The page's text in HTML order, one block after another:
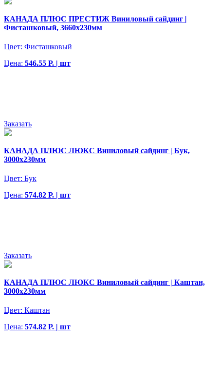
КАНАДА ПЛЮС ПРЕСТИЖ Виниловый сайдинг |
Фисташковый, 3660х230мм
Цвет: Фисташковый
Цена: 546.55 Р. | шт
Заказать
КАНАДА ПЛЮС ЛЮКС Виниловый сайдинг | Бук,
3000х230мм
Цвет: Бук
Цена: 574.82 Р. | шт
Заказать
КАНАДА ПЛЮС ЛЮКС Виниловый сайдинг | Каштан,
3000х230мм
Цвет: Каштан
Цена: 574.82 Р. | шт